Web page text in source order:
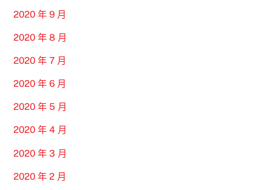
2020 年 9 月
2020 年 8 月
2020 年 7 月
2020 年 6 月
2020 年 5 月
2020 年 4 月
2020 年 3 月
2020 年 2 月